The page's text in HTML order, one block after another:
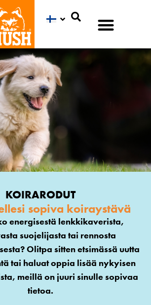
KOIRARODUT
sopiva koiraystävä
energisestä lenkkikaverista,
suojelijasta tai rennosta
Olitpa sitten etsimässä uutta
tai haluat oppia lisää nykyisen
meillä on juuri sinulle sopivaa
tietoa.